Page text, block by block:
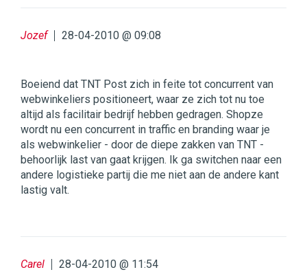
Jozef 28-04-2010 @ 09:08
Boeiend dat TNT Post zich in feite tot concurrent van
webwinkeliers positioneert, waar ze zich tot nu toe
altijd als facilitair bedrijf hebben gedragen. Shopze
wordt nu een concurrent in traffic en branding waar je
als webwinkelier - door de diepe zakken van TNT -
behoorlijk last van gaat krijgen. Ik ga switchen naar een
andere logistieke partij die me niet aan de andere kant
lastig valt.
Carel 28-04-2010 @ 11:54